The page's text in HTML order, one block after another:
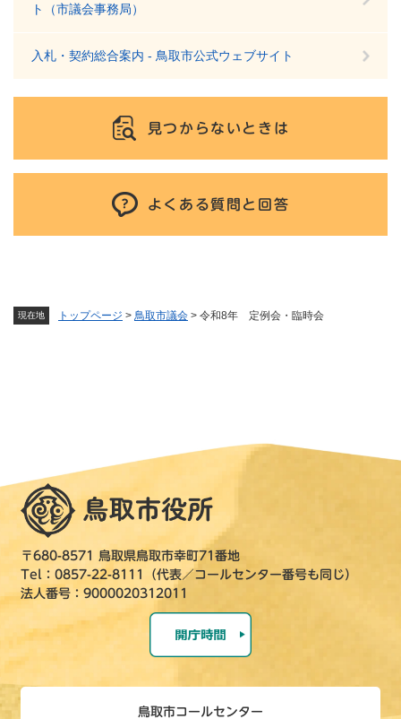
現在地 トップページ > 鳥取市議会 > 令和8年 定例会・臨時会
ト（市議会事務局）
入札・契約総合案内 - 鳥取市公式ウェブサイト
見つからないときは
よくある質問と回答
〒680-8571 鳥取県鳥取市幸町71番地
Tel：0857-22-8111（代表／コールセンター番号も同じ）
法人番号：9000020312011
鳥取市コールセンター